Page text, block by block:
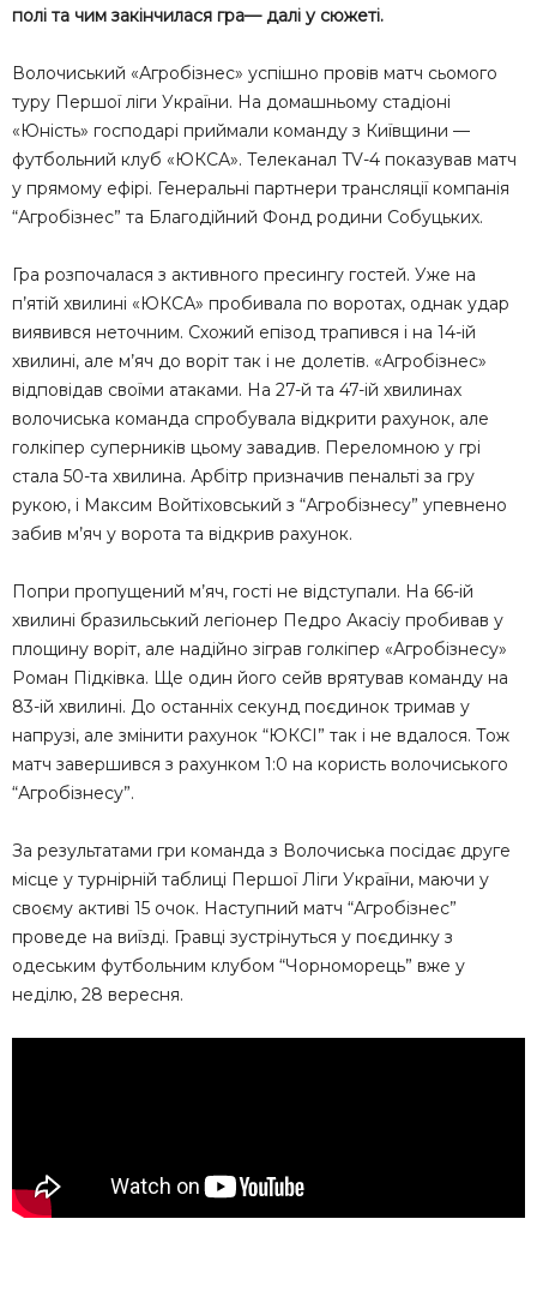
полі та чим закінчилася гра— далі у сюжеті.
Волочиський «Агробізнес» успішно провів матч сьомого
туру Першої ліги України. На домашньому стадіоні
«Юність» господарі приймали команду з Київщини —
футбольний клуб «ЮКСА». Телеканал TV-4 показував матч
у прямому ефірі. Генеральні партнери трансляції компанія
“Агробізнес” та Благодійний Фонд родини Собуцьких.
Гра розпочалася з активного пресингу гостей. Уже на
п’ятій хвилині «ЮКСА» пробивала по воротах, однак удар
виявився неточним. Схожий епізод трапився і на 14-ій
хвилині, але м’яч до воріт так і не долетів. «Агробізнес»
відповідав своїми атаками. На 27-й та 47-ій хвилинах
волочиська команда спробувала відкрити рахунок, але
голкіпер суперників цьому завадив. Переломною у грі
стала 50-та хвилина. Арбітр призначив пенальті за гру
рукою, і Максим Войтіховський з “Агробізнесу” упевнено
забив м’яч у ворота та відкрив рахунок.
Попри пропущений м’яч, гості не відступали. На 66-ій
хвилині бразильський легіонер Педро Акасіу пробивав у
площину воріт, але надійно зіграв голкіпер «Агробізнесу»
Роман Підківка. Ще один його сейв врятував команду на
83-ій хвилині. До останніх секунд поєдинок тримав у
напрузі, але змінити рахунок “ЮКСІ” так і не вдалося. Тож
матч завершився з рахунком 1:0 на користь волочиського
“Агробізнесу”.
За результатами гри команда з Волочиська посідає друге
місце у турнірній таблиці Першої Ліги України, маючи у
своєму активі 15 очок. Наступний матч “Агробізнес”
проведе на виїзді. Гравці зустрінуться у поєдинку з
одеським футбольним клубом “Чорноморець” вже у
неділю, 28 вересня.